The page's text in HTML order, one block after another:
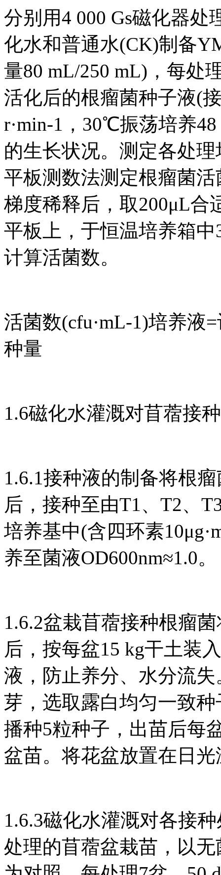
分别用4 000 Gs磁化器处
化水和普通水(CK)制备
量80 mL/250 mL)，每处
活化后的根瘤菌种子液(
r·min-1，30℃振荡培养
的生长状况。测定各处
平板测数法测定根瘤菌
梯度稀释后，取200μL合
平板上，于恒温培养箱
计算活菌数。
活菌数(cfu·mL-1)培养液
种量
1.6磁化水灌溉对苜蓿接
1.6.1接种液的制备将根
后，接种至由T1、T2、
培养基中(含四环素
养至菌液OD600nm≈1.0。
1.6.2盆栽苜蓿接种根瘤
后，按每盆15 kg干土装
液，防止养分、水分流
芽，选取露白均匀一致
播种5粒种子，出苗后每
盆苗。将花盆放置在日
1.6.3磁化水灌溉对各接
处理的苜蓿盆栽苗，以